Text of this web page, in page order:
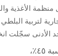
لتربية
الأدنى سجّلت